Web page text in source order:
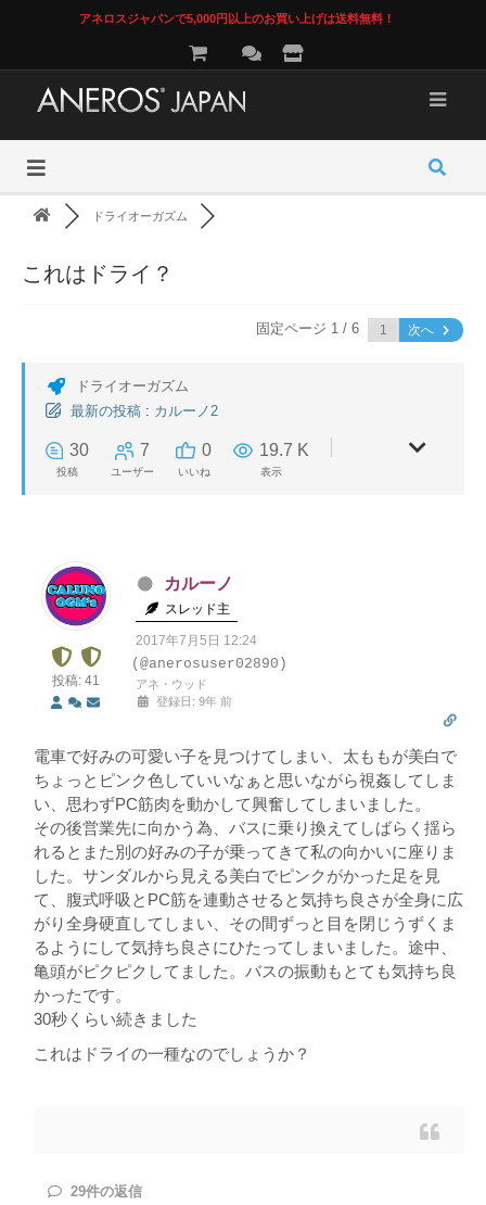
アネロスジャパンで5,000円以上のお買い上げは送料無料！
ドライオーガズム
これはドライ？
固定ページ 1 / 6 次へ
ドライオーガズム
最新の投稿 : カルーノ2
30
投稿
7
ユーザー
0
いいね
19.7 K
表示
投稿: 41
カルーノ
スレッド主
2017年7月5日 12:24
(@anerosuser02890)
アネ・ウッド
登録日: 9年 前
電車で好みの可愛い子を見つけてしまい、太ももが美白で
ちょっとピンク色していいなぁと思いながら視姦してしま
い、思わずPC筋肉を動かして興奮してしまいました。
その後営業先に向かう為、バスに乗り換えてしばらく揺ら
れるとまた別の好みの子が乗ってきて私の向かいに座りま
した。サンダルから見える美白でピンクがかった足を見
て、腹式呼吸とPC筋を連動させると気持ち良さが全身に広
がり全身硬直してしまい、その間ずっと目を閉じうずくま
るようにして気持ち良さにひたってしまいました。途中、
亀頭がピクピクしてました。バスの振動もとても気持ち良
かったです。
30秒くらい続きました
これはドライの一種なのでしょうか？
29件の返信